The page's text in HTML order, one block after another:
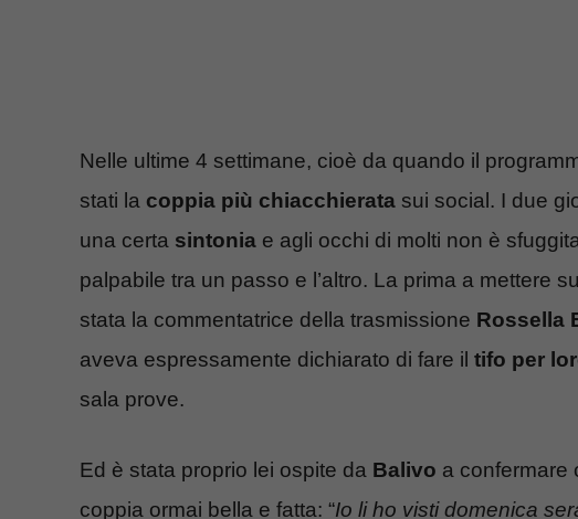
Nelle ultime 4 settimane, cioè da quando il
stati la coppia più chiacchierata sui social. I due
una certa sintonia e agli occhi di molti non è
palpabile tra un passo e l’altro. La prima a mettere
stata la commentatrice della trasmissione Rossella
aveva espressamente dichiarato di fare il tifo per
sala prove.
Ed è stata proprio lei ospite da Balivo a confermare
coppia ormai bella e fatta: “Io li ho visti domenica